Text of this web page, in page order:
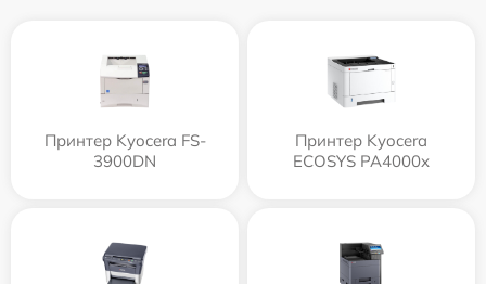
Принтер Kyocera FS-
3900DN
Принтер Kyocera
ECOSYS PA4000x